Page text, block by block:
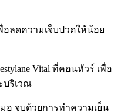
พื่อลดความเจ็บปวดให้น้อย
Vital ที่คอนทัวร์ เพื่อ
บริเวณ
อ จบด้วยการทำความเย็น